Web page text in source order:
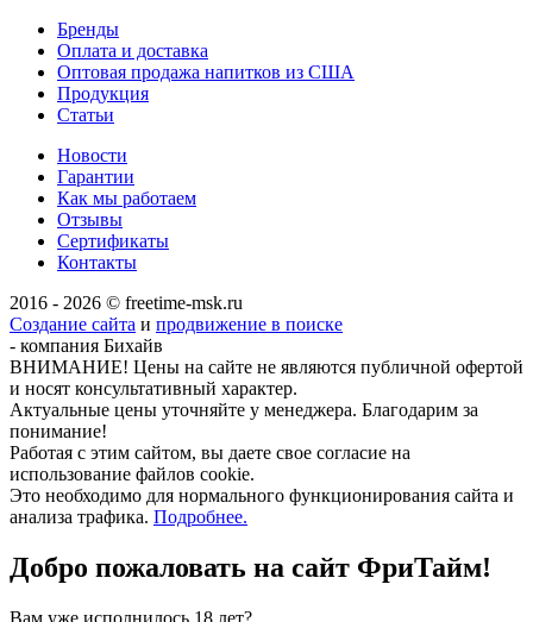
Бренды
Оплата и доставка
Оптовая продажа напитков из США
Продукция
Статьи
Новости
Гарантии
Как мы работаем
Отзывы
Сертификаты
Контакты
2016 - 2026 © freetime-msk.ru
Создание сайта и продвижение в поиске
- компания Бихайв
ВНИМАНИЕ! Цены на сайте не являются публичной офертой
и носят консультативный характер.
Актуальные цены уточняйте у менеджера. Благодарим за
понимание!
Работая с этим сайтом, вы даете свое согласие на
использование файлов cookie.
Это необходимо для нормального функционирования сайта и
анализа трафика. Подробнее.
Добро пожаловать на сайт ФриТайм!
Вам уже исполнилось 18 лет?